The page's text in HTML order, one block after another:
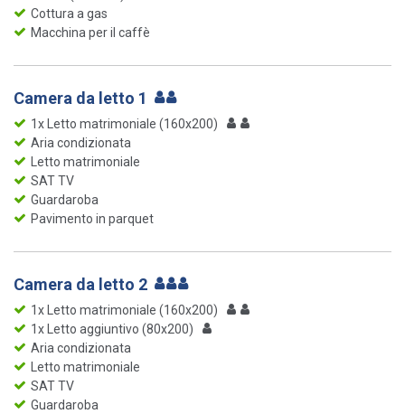
Cottura a gas
Macchina per il caffè
Camera da letto 1
1x Letto matrimoniale (160x200)
Aria condizionata
Letto matrimoniale
SAT TV
Guardaroba
Pavimento in parquet
Camera da letto 2
1x Letto matrimoniale (160x200)
1x Letto aggiuntivo (80x200)
Aria condizionata
Letto matrimoniale
SAT TV
Guardaroba